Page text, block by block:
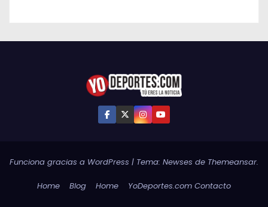
Funciona gracias a WordPress | Tema: Newses de Themeansar.
Home Blog Home YoDeportes.com Contacto